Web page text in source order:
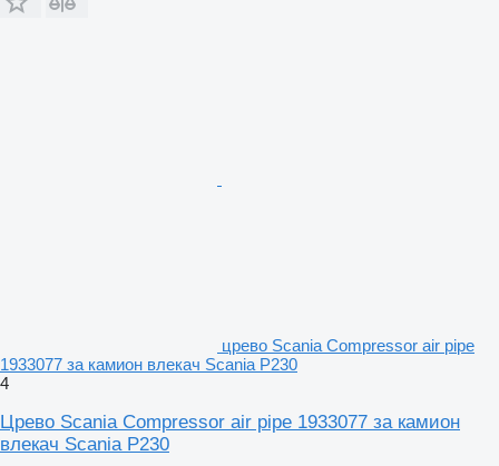
црево Scania Compressor air pipe
1933077 за камион влекач Scania P230
4
Црево Scania Compressor air pipe 1933077 за камион
влекач Scania P230